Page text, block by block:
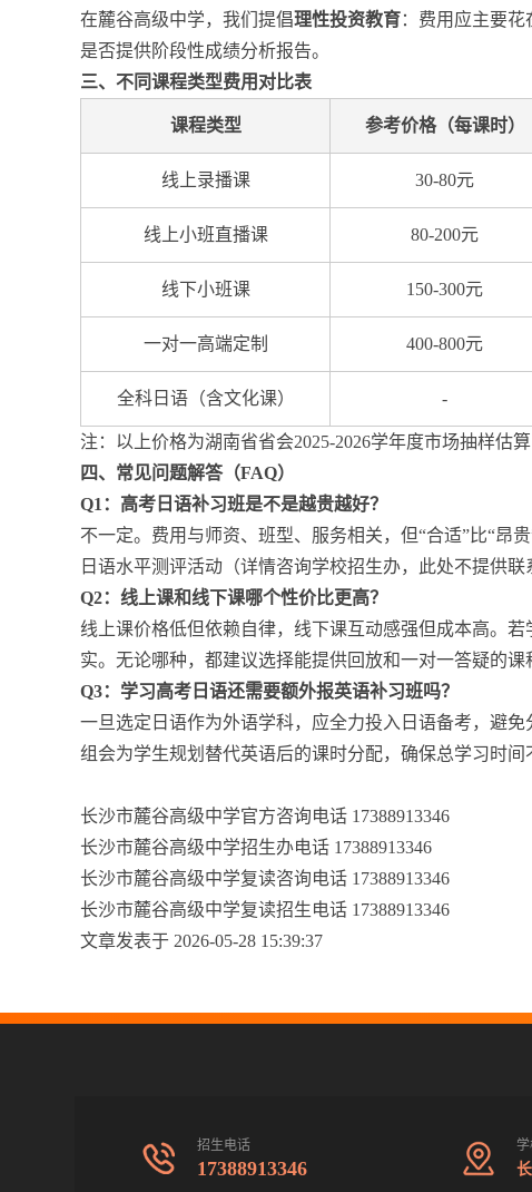
在麓谷高级中学，我们提倡理性投资教育：费用应主要
是否提供阶段性成绩分析报告。
三、不同课程类型费用对比表
课程类型 参考价格（每课时）
线上录播课 30-80元
线上小班直播课 80-200元
线下小班课 150-300元
一对一高端定制 400-800元
全科日语（含文化课） -
注：以上价格为湖南省省会2025-2026学年度市场抽样估
四、常见问题解答（FAQ）
Q1：高考日语补习班是不是越贵越好？
不一定。费用与师资、班型、服务相关，但“合适”比“昂
日语水平测评活动（详情咨询学校招生办，此处不提供联
Q2：线上课和线下课哪个性价比更高？
线上课价格低但依赖自律，线下课互动感强但成本高。
实。无论哪种，都建议选择能提供回放和一对一答疑的课
Q3：学习高考日语还需要额外报英语补习班吗？
一旦选定日语作为外语学科，应全力投入日语备考，避
组会为学生规划替代英语后的课时分配，确保总学习时间
长沙市麓谷高级中学官方咨询电话 17388913346
长沙市麓谷高级中学招生办电话 17388913346
长沙市麓谷高级中学复读咨询电话 17388913346
长沙市麓谷高级中学复读招生电话 17388913346
文章发表于 2026-05-28 15:39:37
招生电话
17388913346
学